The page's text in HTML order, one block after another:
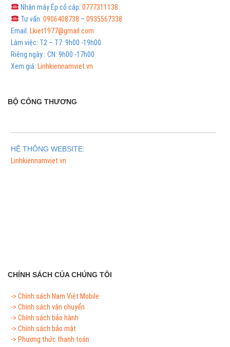
Nhận máy Ép cổ cáp: 0777311138
Tư vấn: 0906408738 – 0935567338
Email: Lkiet1977@gmail.com
Làm việc: T2 – T7: 9h00 -19h00
Riêng ngày : CN: 9h00 -17h00
Xem giá: Linhkiennamviet.vn
BỘ CÔNG THƯƠNG
HỆ THỐNG WEBSITE:
Linhkiennamviet.vn
CHÍNH SÁCH CỦA CHÚNG TÔI
-> Chính sách Nam Việt Mobile
-> Chính sách vận chuyển
-> Chính sách bảo hành
-> Chính sách bảo mật
-> Phương thức thanh toán